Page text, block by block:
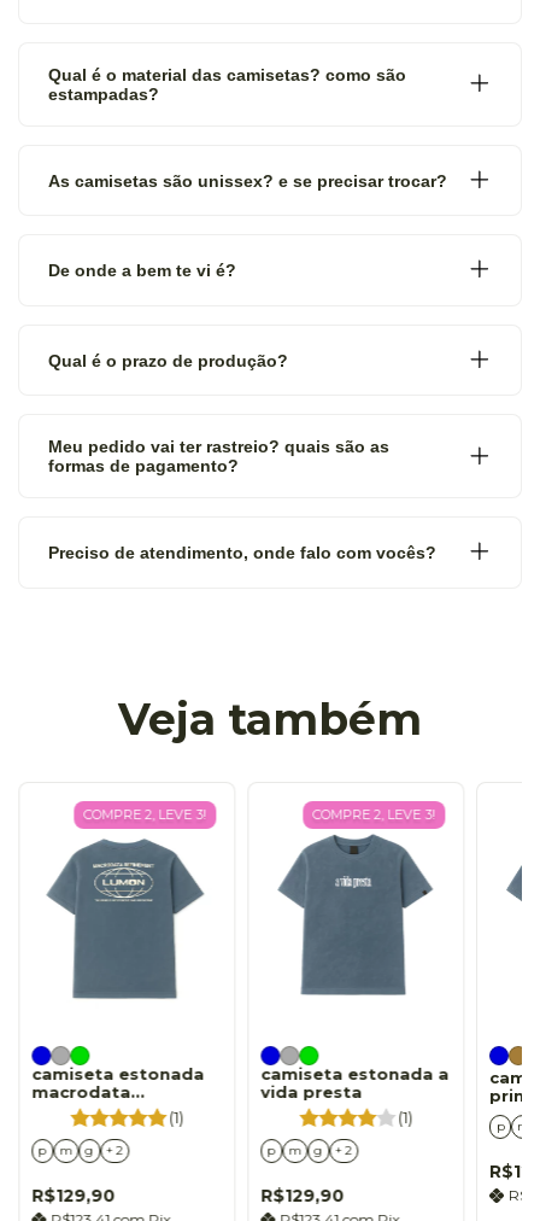
Qual é o material das camisetas? como são
estampadas?
As camisetas são unissex? e se precisar trocar?
De onde a bem te vi é?
Qual é o prazo de produção?
Meu pedido vai ter rastreio? quais são as
formas de pagamento?
Preciso de atendimento, onde falo com vocês?
Veja também
COMPRE 2, LEVE 3!
camiseta estonada
macrodata
refinement
(1)
p m g + 2
R$129,90
COMPRE 2, LEVE 3!
camiseta estonada a
vida presta
(1)
p m g + 2
R$129,90
p m